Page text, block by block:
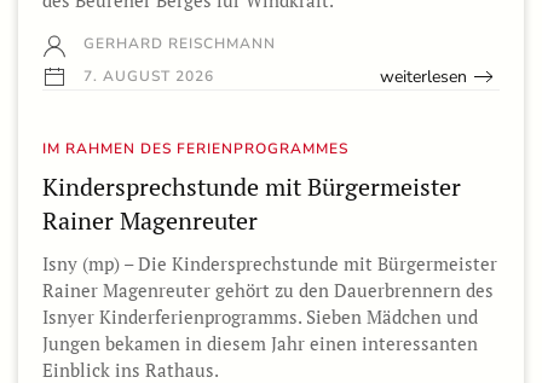
GERHARD REISCHMANN
7. AUGUST 2026
weiterlesen
IM RAHMEN DES FERIENPROGRAMMES
Kindersprechstunde mit Bürgermeister
Rainer Magenreuter
Isny (mp) – Die Kindersprechstunde mit Bürgermeister
Rainer Magenreuter gehört zu den Dauerbrennern des
Isnyer Kinderferienprogramms. Sieben Mädchen und
Jungen bekamen in diesem Jahr einen interessanten
Einblick ins Rathaus.